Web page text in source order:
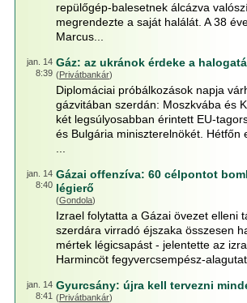
repülőgép-balesetnek álcázva
megrendezte a saját halálát. A 38
Marcus...
jan. 14
8:39
Gáz: az ukránok érdeke a
(Privátbankár)
Diplomáciai próbálkozások napja
gázvitában szerdán: Moszkvába és
két legsúlyosabban érintett EU-
és Bulgária miniszterelnökét. Hétfőn
jan. 14
8:40
Gázai offenzíva: 60 célpontot
légierő
(Gondola)
Izrael folytatta a Gázai övezet elleni
szerdára virradó éjszaka összesen
mértek légicsapást - jelentette az
Harmincöt fegyvercsempész-alagutat
jan. 14
8:41
Gyurcsány: újra kell tervezni
(Privátbankár)